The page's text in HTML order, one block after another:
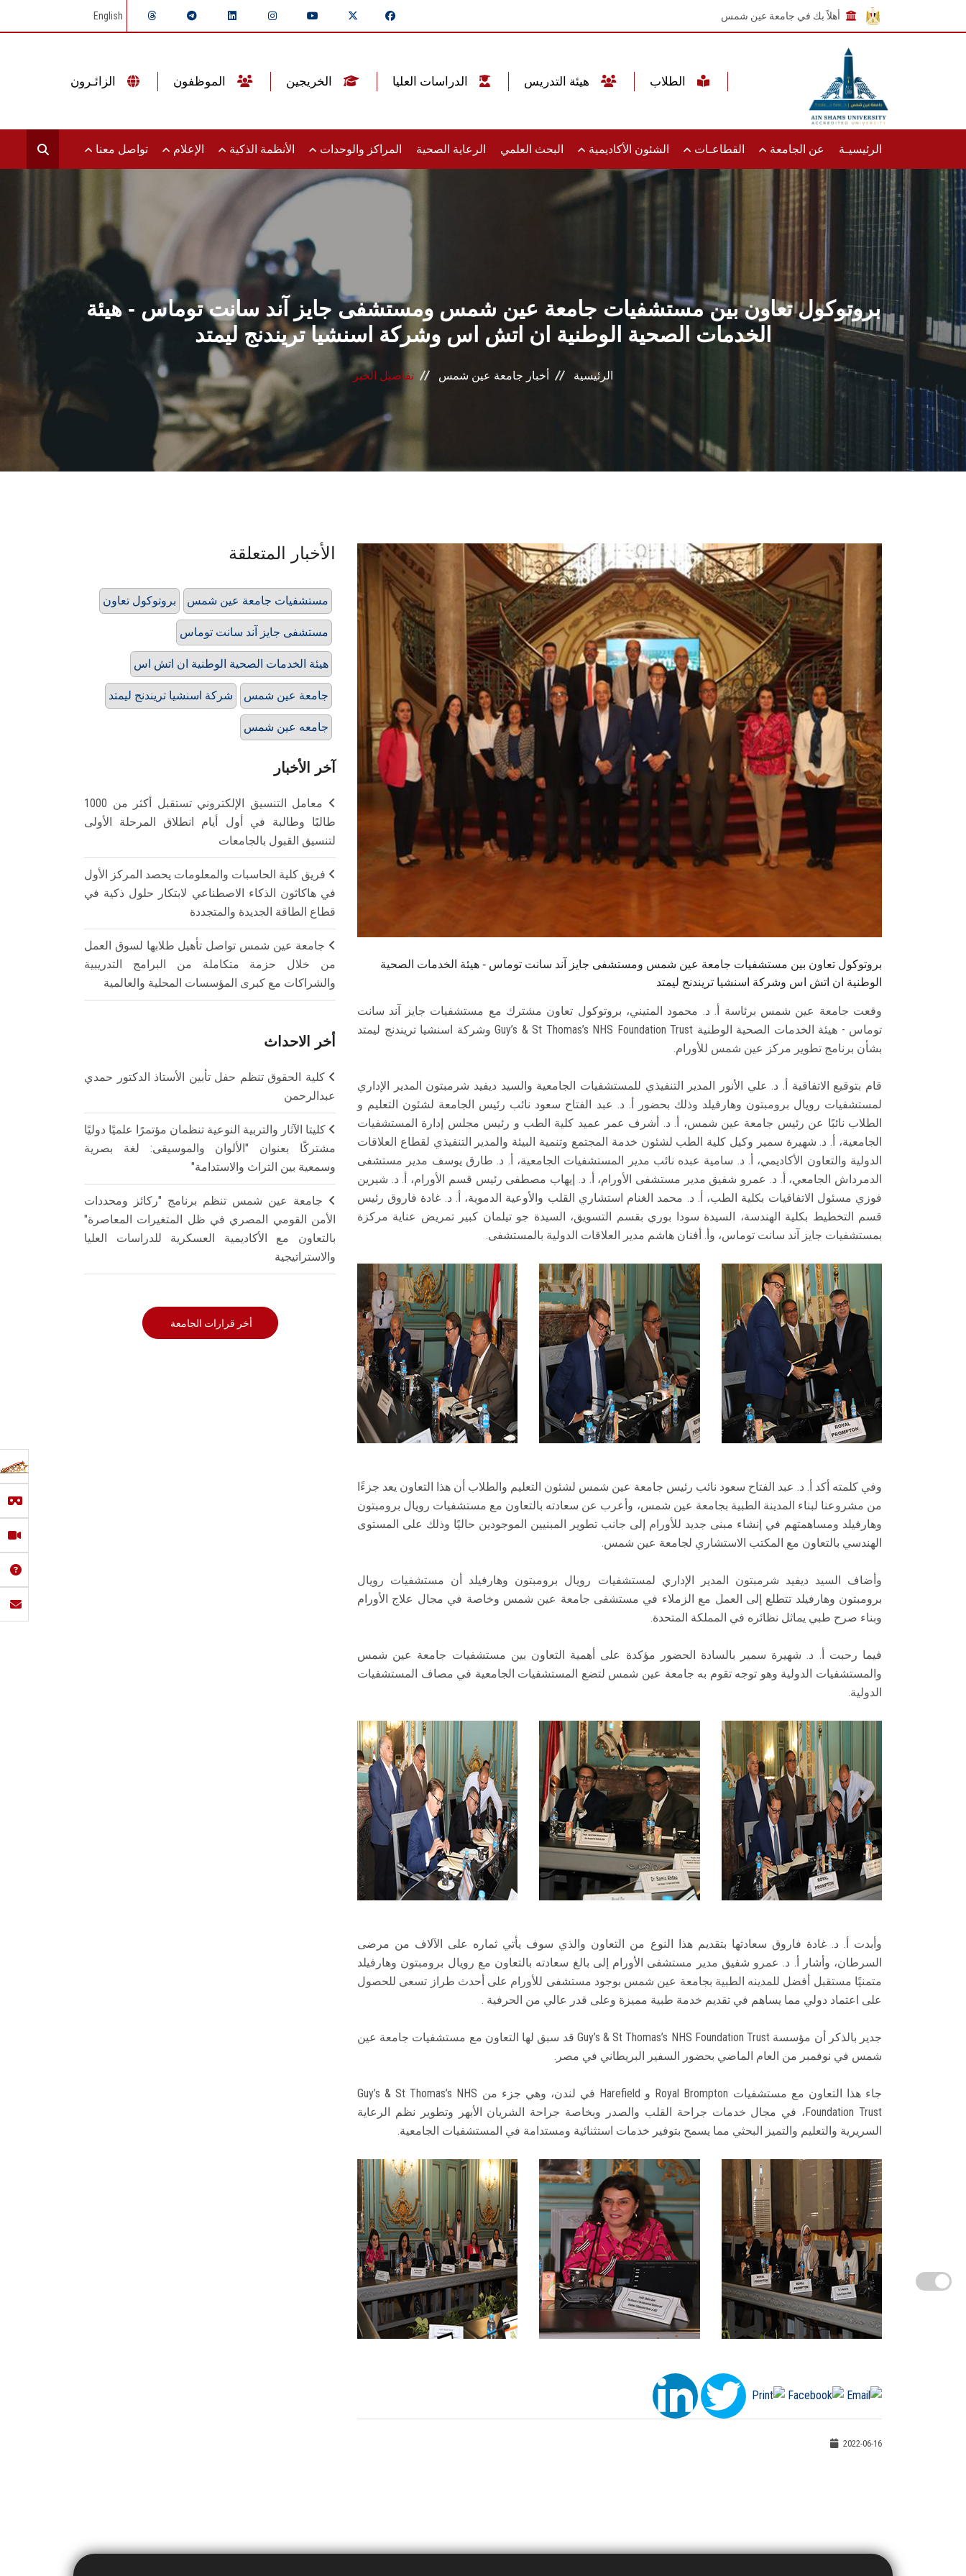
أهلاً بك في جامعة عين شمس English
الرئيسيـة عن الجامعة القطاعـات الشئون الأكاديمية البحث العلمي الرعاية الصحية المراكز والوحدات الأنظمة الذكية الإعلام تواصل معنا
بروتوكول تعاون بين مستشفيات جامعة عين شمس ومستشفى جايز آند سانت توماس - هيئة
الخدمات الصحية الوطنية ان اتش اس وشركة اسنشيا تريندنج ليمتد
الرئيسية أخبار جامعة عين شمس تفاصيل الخبر
بروتوكول تعاون بين مستشفيات جامعة عين شمس ومستشفى جايز آند سانت توماس - هيئة الخدمات الصحية
الوطنية ان اتش اس وشركة اسنشيا تريندنج ليمتد
وقعت جامعة عين شمس برئاسة أ. د. محمود المتيني، بروتوكول تعاون مشترك مع مستشفيات جايز آند سانت
توماس - هيئة الخدمات الصحية الوطنية Guy’s & St Thomas’s NHS Foundation Trust وشركة اسنشيا تريندنج ليمتد
بشأن برنامج تطوير مركز عين شمس للأورام.
قام بتوقيع الاتفاقية أ. د. علي الأنور المدير التنفيذي للمستشفيات الجامعية والسيد ديفيد شرمبتون المدير الإداري
لمستشفيات رويال برومبتون وهارفيلد وذلك بحضور أ. د. عبد الفتاح سعود نائب رئيس الجامعة لشئون التعليم و
الطلاب نائبًا عن رئيس جامعة عين شمس، أ. د. أشرف عمر عميد كلية الطب و رئيس مجلس إدارة المستشفيات
الجامعية، أ. د. شهيرة سمير وكيل كلية الطب لشئون خدمة المجتمع وتنمية البيئة والمدير التنفيذي لقطاع العلاقات
الدولية والتعاون الأكاديمي، أ. د. سامية عبده نائب مدير المستشفيات الجامعية، أ. د. طارق يوسف مدير مستشفى
الدمرداش الجامعي، أ. د. عمرو شفيق مدير مستشفى الأورام، أ. د. إيهاب مصطفى رئيس قسم الأورام، أ. د. شيرين
فوزي مسئول الاتفاقيات بكلية الطب، أ. د. محمد الغنام استشاري القلب والأوعية الدموية، أ. د. غادة فاروق رئيس
قسم التخطيط بكلية الهندسة، السيدة سودا بوري بقسم التسويق، السيدة جو تيلمان كبير تمريض عناية مركزة
بمستشفيات جايز آند سانت توماس، وأ. أفنان هاشم مدير العلاقات الدولية بالمستشفى.
وفي كلمته أكد أ. د. عبد الفتاح سعود نائب رئيس جامعة عين شمس لشئون التعليم والطلاب أن هذا التعاون يعد جزءًا
من مشروعنا لبناء المدينة الطبية بجامعة عين شمس، وأعرب عن سعادته بالتعاون مع مستشفيات رويال برومبتون
وهارفيلد ومساهمتهم في إنشاء مبنى جديد للأورام إلى جانب تطوير المبنيين الموجودين حاليًا وذلك على المستوى
الهندسي بالتعاون مع المكتب الاستشاري لجامعة عين شمس.
وأضاف السيد ديفيد شرمبتون المدير الإداري لمستشفيات رويال برومبتون وهارفيلد أن مستشفيات رويال
برومبتون وهارفيلد تتطلع إلى العمل مع الزملاء في مستشفى جامعة عين شمس وخاصة في مجال علاج الأورام
وبناء صرح طبي يماثل نظائره في المملكة المتحدة.
فيما رحبت أ. د. شهيرة سمير بالسادة الحضور مؤكدة على أهمية التعاون بين مستشفيات جامعة عين شمس
والمستشفيات الدولية وهو توجه تقوم به جامعة عين شمس لتضع المستشفيات الجامعية في مصاف المستشفيات
الدولية.
وأبدت أ. د. غادة فاروق سعادتها بتقديم هذا النوع من التعاون والذي سوف يأتي ثماره على الآلاف من مرضى
السرطان، وأشار أ. د. عمرو شفيق مدير مستشفى الأورام إلى بالغ سعادته بالتعاون مع رويال برومبتون وهارفيلد
متمنيًا مستقبل أفضل للمدينه الطبية بجامعة عين شمس بوجود مستشفى للأورام على أحدث طراز تسعى للحصول
على اعتماد دولي مما يساهم في تقديم خدمة طبية مميزة وعلى قدر عالي من الحرفية .
جدير بالذكر أن مؤسسة Guy’s & St Thomas’s NHS Foundation Trust قد سبق لها التعاون مع مستشفيات جامعة عين
شمس في نوفمبر من العام الماضي بحضور السفير البريطاني في مصر.
جاء هذا التعاون مع مستشفيات Royal Brompton و Harefield في لندن، وهي جزء من Guy’s & St Thomas’s NHS
Foundation Trust، في مجال خدمات جراحة القلب والصدر وبخاصة جراحة الشريان الأبهر وتطوير نظم الرعاية
السريرية والتعليم والتميز البحثي مما يسمح بتوفير خدمات استثنائية ومستدامة في المستشفيات الجامعية.
2022-06-16
الأخبار المتعلقة
بروتوكول تعاون مستشفيات جامعة عين شمس
مستشفى جايز آند سانت توماس
هيئة الخدمات الصحية الوطنية ان اتش اس
شركة اسنشيا تريندنج ليمتد جامعة عين شمس
جامعه عين شمس
آخر الأخبار
معامل التنسيق الإلكتروني تستقبل أكثر من 1000
طالبًا وطالبة في أول أيام انطلاق المرحلة الأولى
لتنسيق القبول بالجامعات
فريق كلية الحاسبات والمعلومات يحصد المركز الأول
في هاكاثون الذكاء الاصطناعي لابتكار حلول ذكية في
قطاع الطاقة الجديدة والمتجددة
جامعة عين شمس تواصل تأهيل طلابها لسوق العمل
من خلال حزمة متكاملة من البرامج التدريبية
والشراكات مع كبرى المؤسسات المحلية والعالمية
أخر الاحداث
كلية الحقوق تنظم حفل تأبين الأستاذ الدكتور حمدي
عبدالرحمن
كليتا الآثار والتربية النوعية تنظمان مؤتمرًا علميًا دوليًا
مشتركًا بعنوان "الألوان والموسيقى: لغة بصرية
وسمعية بين التراث والاستدامة"
جامعة عين شمس تنظم برنامج "ركائز ومحددات
الأمن القومي المصري في ظل المتغيرات المعاصرة"
بالتعاون مع الأكاديمية العسكرية للدراسات العليا
والاستراتيجية
أخر قرارات الجامعة